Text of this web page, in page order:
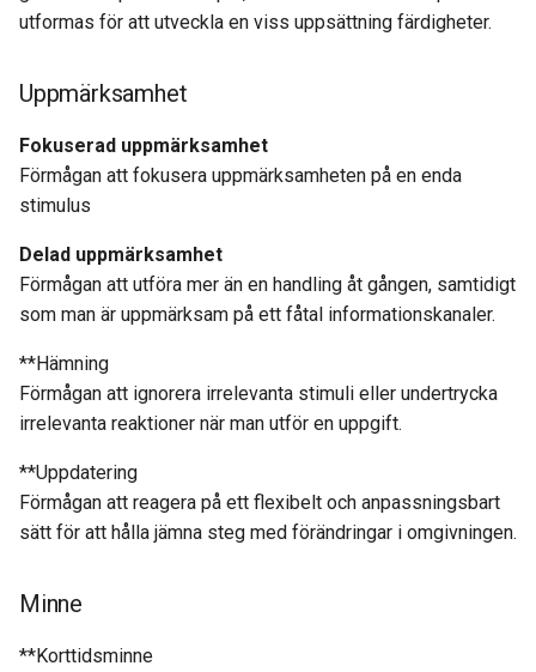
utformas för att utveckla en viss uppsättning färdigheter.
Uppmärksamhet
Fokuserad uppmärksamhet
Förmågan att fokusera uppmärksamheten på en enda
stimulus
Delad uppmärksamhet
Förmågan att utföra mer än en handling åt gången, samtidigt
som man är uppmärksam på ett fåtal informationskanaler.
**Hämning
Förmågan att ignorera irrelevanta stimuli eller undertrycka
irrelevanta reaktioner när man utför en uppgift.
**Uppdatering
Förmågan att reagera på ett flexibelt och anpassningsbart
sätt för att hålla jämna steg med förändringar i omgivningen.
Minne
**Korttidsminne